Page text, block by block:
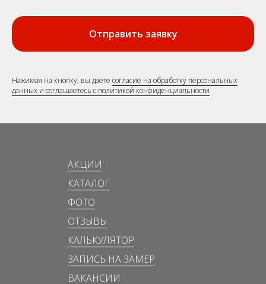
Отправить заявку
Нажимая на кнопку, вы даете согласие на обработку персональных
данных и соглашаетесь c политикой конфиденциальности
АКЦИИ
КАТАЛОГ
ФОТО
ОТЗЫВЫ
КАЛЬКУЛЯТОР
ЗАПИСЬ НА ЗАМЕР
ВАКАНСИИ